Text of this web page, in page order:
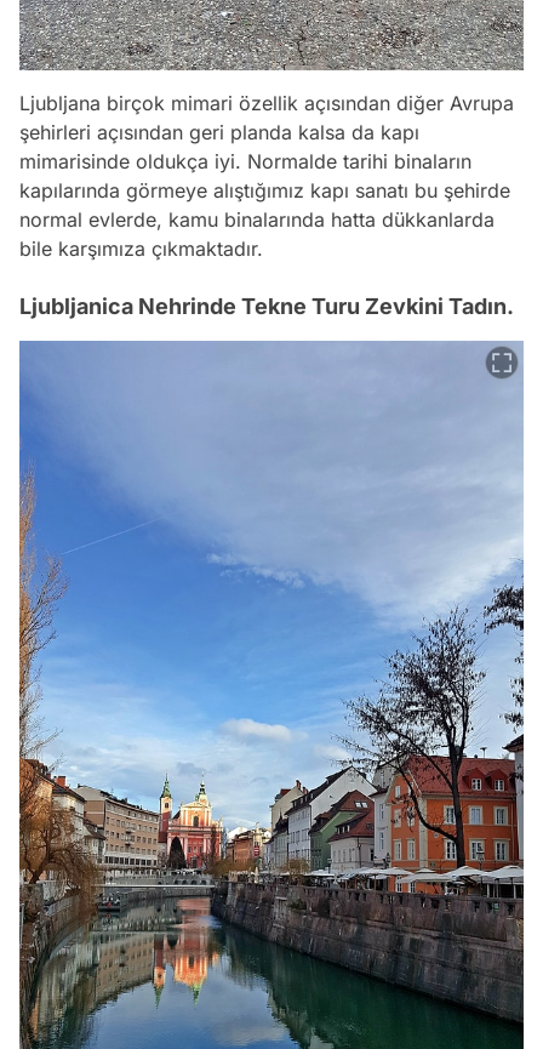
Ljubljana birçok mimari özellik açısından diğer Avrupa
şehirleri açısından geri planda kalsa da kapı
mimarisinde oldukça iyi. Normalde tarihi binaların
kapılarında görmeye alıştığımız kapı sanatı bu şehirde
normal evlerde, kamu binalarında hatta dükkanlarda
bile karşımıza çıkmaktadır.
Ljubljanica Nehrinde Tekne Turu Zevkini Tadın.